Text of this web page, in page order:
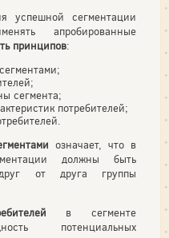
успешной сегментации
апробированные
принципов:
сегмента;
потребителей;
означает, что в
должны быть
от друга группы
в сегменте
потенциальных